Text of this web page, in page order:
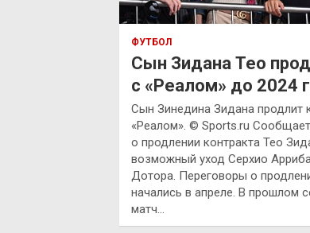
ФУТБОЛ
Сын Зидана Тео
с «Реалом» до 2024
Сын Зинедина Зидана продлит
«Реалом». © Sports.ru
о продлении контракта Тео
возможный уход Серхио
Дотора. Переговоры о
начались в апреле. В прошлом
матч…